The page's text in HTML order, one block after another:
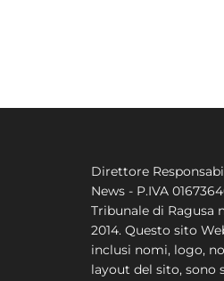
Direttore
News - P.IVA
Tribunale di Ragusa
2014. Questo sito
inclusi nomi, logo,
layout del sito,